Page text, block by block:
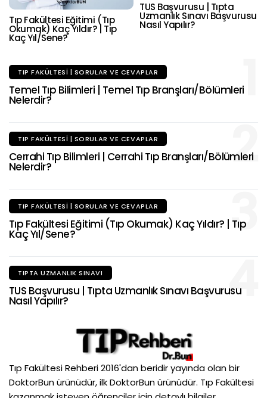
Tıp Fakültesi Eğitimi (Tıp
Okumak) Kaç Yıldır? | Tıp
Kaç Yıl/Sene?
TUS Başvurusu | Tıpta
Uzmanlık Sınavı Başvurusu
Nasıl Yapılır?
1
TIP FAKÜLTESI | SORULAR VE CEVAPLAR
Temel Tıp Bilimleri | Temel Tıp Branşları/Bölümleri
Nelerdir?
2
TIP FAKÜLTESI | SORULAR VE CEVAPLAR
Cerrahi Tıp Bilimleri | Cerrahi Tıp Branşları/Bölümleri
Nelerdir?
3
TIP FAKÜLTESI | SORULAR VE CEVAPLAR
Tıp Fakültesi Eğitimi (Tıp Okumak) Kaç Yıldır? | Tıp
Kaç Yıl/Sene?
4
TIPTA UZMANLIK SINAVI
TUS Başvurusu | Tıpta Uzmanlık Sınavı Başvurusu
Nasıl Yapılır?
Tıp Fakültesi Rehberi 2016'dan beridir yayında olan bir
DoktorBun ürünüdür, ilk DoktorBun ürünüdür. Tıp Fakültesi